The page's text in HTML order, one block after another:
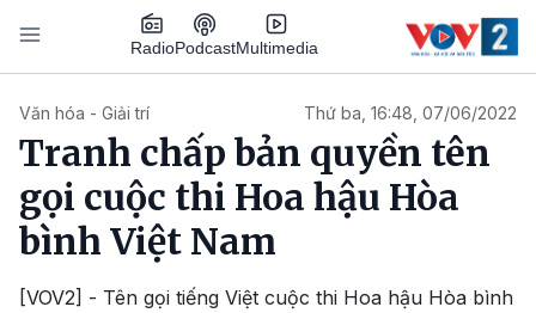
Nhảy đến nội dung
RadioPodcastMultimedia
Văn hóa - Giải trí Thứ ba, 16:48, 07/06/2022
Tranh chấp bản quyền tên
gọi cuộc thi Hoa hậu Hòa
bình Việt Nam
[VOV2] - Tên gọi tiếng Việt cuộc thi Hoa hậu Hòa bình